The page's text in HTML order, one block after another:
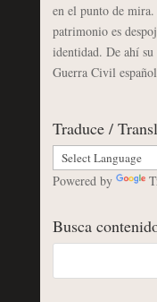
en el punto de
patrimonio es
identidad. De ahí
Guerra Civil
Traduce /
Powered by
Busca